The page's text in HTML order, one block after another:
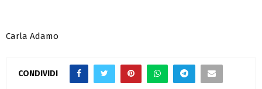
Carla Adamo
CONDIVIDI